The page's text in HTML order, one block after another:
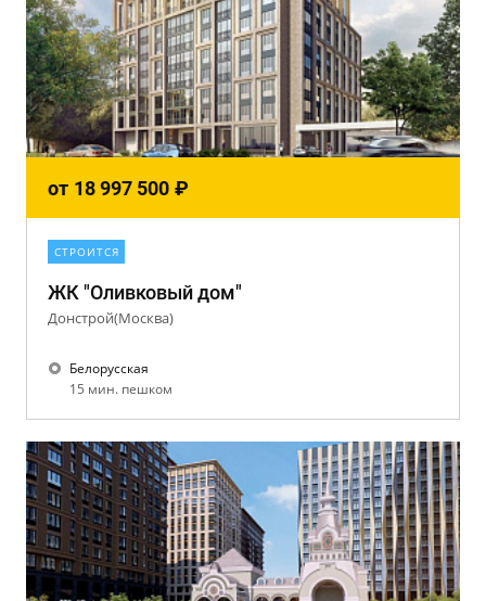
от 18 997 500 ₽
СТРОИТСЯ
ЖК "Оливковый дом"
Донстрой(Москва)
Белорусская
15 мин. пешком